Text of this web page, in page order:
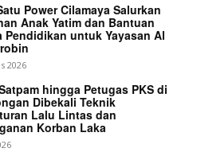
Power Cilamaya Salurkan
Anak Yatim dan Bantuan
Pendidikan untuk Yayasan Al
2026
hingga Petugas PKS di
Dibekali Teknik
Lalu Lintas dan
Korban Laka